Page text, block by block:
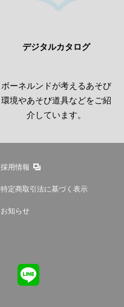
デジタルカタログ
ボーネルンドが考えるあそび
環境やあそび道具などをご紹
介しています。
採用情報
特定商取引法に基づく表示
お知らせ